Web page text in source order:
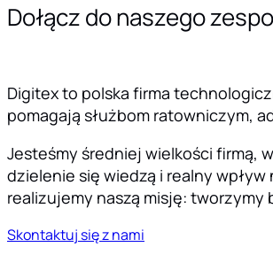
Dołącz do naszego
Digitex to polska firma
pomagają służbom ratowniczym,
Jesteśmy średniej wielkości firmą,
dzielenie się wiedzą i realny
realizujemy naszą misję:
Skontaktuj się z nami